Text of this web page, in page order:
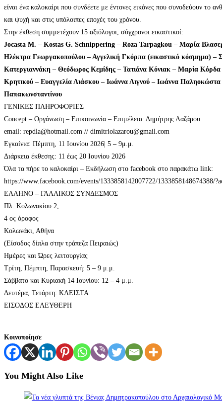
είναι ένα καλοκαίρι που συνδέετε με έντονες εικόνες που συνοδεύουν το
και ψυχή και στις υπόλοιπες εποχές του χρόνου.
Στην έκθεση συμμετέχουν 15 αξιόλογοι, σύγχρονοι εικαστικοί:
Jocasta M. – Kostas G. Schnippering – Roza Tarpagkou – Μαρία
Ηλέκτρα Γεωργακοπούλου – Αγγελική Γκόρπα (εικαστικό κόσμημα) –
Κατεργιαννάκη – Θεόδωρος Κεμίδης – Τατιάνα Κόνιακ – Μαρία Κόρδα
Κρητικού – Ευαγγελία Λιάσκου – Ιωάννα Λιγνού – Ιωάννα Παληοκώστα
Παπακωνσταντίνου
ΓΕΝΙΚΕΣ ΠΛΗΡΟΦΟΡΙΕΣ
Concept – Οργάνωση – Επικοινωνία – Επιμέλεια: Δημήτρης Λαζάρου
email: repdla@hotmail.com // dimitriolazarou@gmail.com
Εγκαίνια: Πέμπτη, 11 Ιουνίου 2026| 5 – 9μ.μ.
Διάρκεια έκθεσης: 11 έως 20 Ιουνίου 2026
Όλα τα πήρε το καλοκαίρι – Εκδήλωση στο facebook στο παρακάτω link:
https://www.facebook.com/events/1333858142007722/1333858148674388/
ΕΛΛΗΝΟ – ΓΑΛΛΙΚΟΣ ΣΥΝΔΕΣΜΟΣ
Πλ. Κολωνακίου 2,
4 ος όροφος
Κολωνάκι, Αθήνα
(Είσοδος δίπλα στην τράπεζα Πειραιώς)
Ημέρες και Ώρες λειτουργίας
Τρίτη, Πέμπτη, Παρασκευή: 5 – 9 μ.μ.
Σάββατο και Κυριακή 14 Ιουνίου: 12 – 4 μ.μ.
Δευτέρα, Τετάρτη: ΚΛΕΙΣΤΑ
ΕΙΣΟΔΟΣ ΕΛΕΥΘΕΡΗ
Κοινοποίησε
You Might Also Like